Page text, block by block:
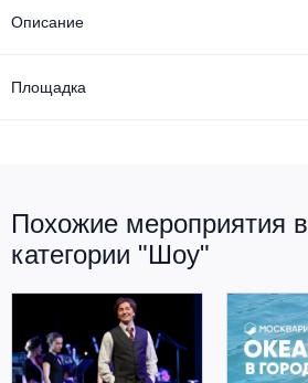
Описание
Площадка
Похожие мероприятия в
категории "Шоу"